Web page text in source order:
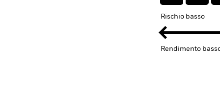
Rischio basso
Rendimento